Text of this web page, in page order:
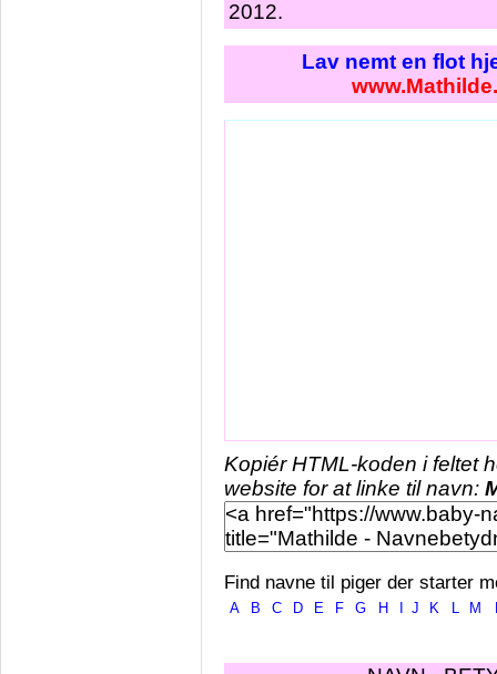
2012.
Lav nemt en flot
Kopiér HTML-koden i feltet
website for at linke til navn:
Find navne til piger der starter
A B C D E F G H J K L M